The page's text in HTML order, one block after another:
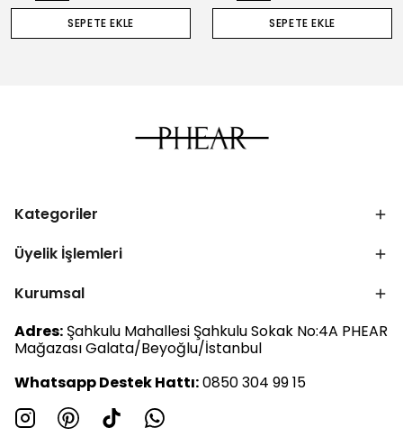
SEPETE EKLE SEPETE EKLE
Kategoriler
Üyelik İşlemleri
Kurumsal
Adres: Şahkulu Mahallesi Şahkulu Sokak No:4A PHEAR
Mağazası Galata/Beyoğlu/İstanbul
Whatsapp Destek Hattı:0850 304 99 15